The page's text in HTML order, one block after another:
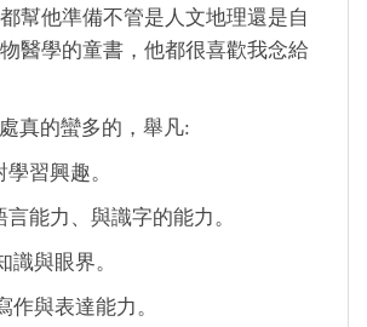
幫他準備不管是人文地理還是自
醫學的童書，他都很喜歡我念給
的蠻多的，舉凡:
習興趣。
言能力、與識字的能力。
識與眼界。
作與表達能力。